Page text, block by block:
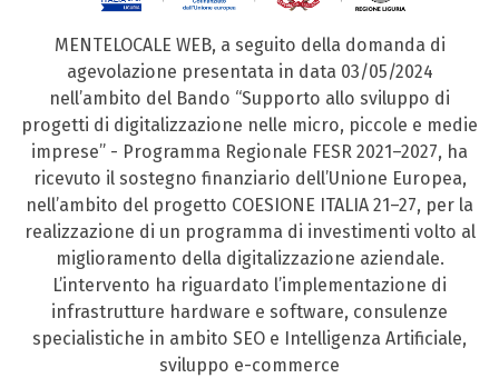
MENTELOCALE WEB, a seguito della domanda di
agevolazione presentata in data 03/05/2024
nell’ambito del Bando “Supporto allo sviluppo di
progetti di digitalizzazione nelle micro, piccole e medie
imprese” - Programma Regionale FESR 2021–2027, ha
ricevuto il sostegno finanziario dell’Unione Europea,
nell’ambito del progetto COESIONE ITALIA 21–27, per la
realizzazione di un programma di investimenti volto al
miglioramento della digitalizzazione aziendale.
L’intervento ha riguardato l’implementazione di
infrastrutture hardware e software, consulenze
specialistiche in ambito SEO e Intelligenza Artificiale,
sviluppo e-commerce